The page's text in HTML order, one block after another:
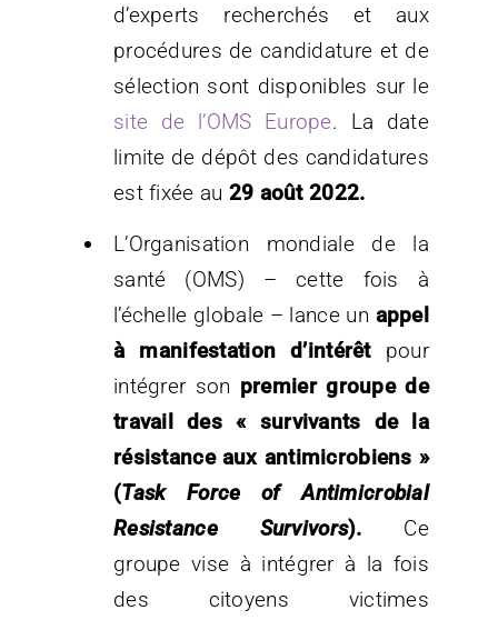
d’experts recherchés et aux
procédures de candidature et de
sélection sont disponibles sur le
site de l’OMS Europe. La date
limite de dépôt des candidatures
est fixée au 29 août 2022.
L’Organisation mondiale de la
santé (OMS) – cette fois à
l’échelle globale – lance un appel
à manifestation d’intérêtpour
intégrer son premier groupe de
travail des « survivants de la
résistance aux antimicrobiens »
(Task Force of Antimicrobial
Resistance Survivors). Ce
groupe vise à intégrer à la fois
des citoyens victimes